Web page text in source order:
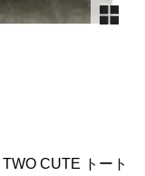
CUTE トート